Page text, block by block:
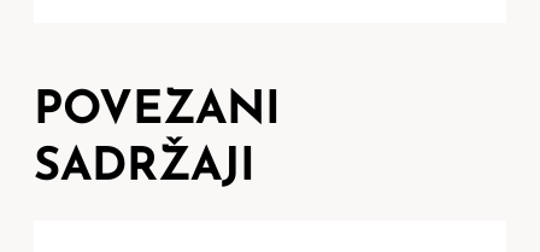
POVEZANI
SADRŽAJI